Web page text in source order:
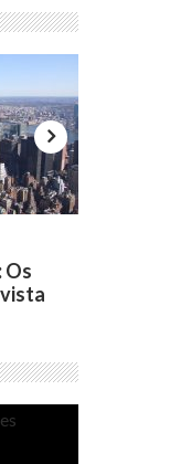
de
escolher o